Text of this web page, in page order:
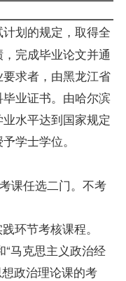
划的规定，取得全
，完成毕业论文并通
求者，由黑龙江省
业证书。由哈尔滨
水平达到国家规定
学士学位。
课任选二门。不考
节考核课程。
马克思主义政治经
政治理论课的考